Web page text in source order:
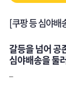
[쿠팡 등 심야배
갈등을 넘어 공
심야배송을 둘
–